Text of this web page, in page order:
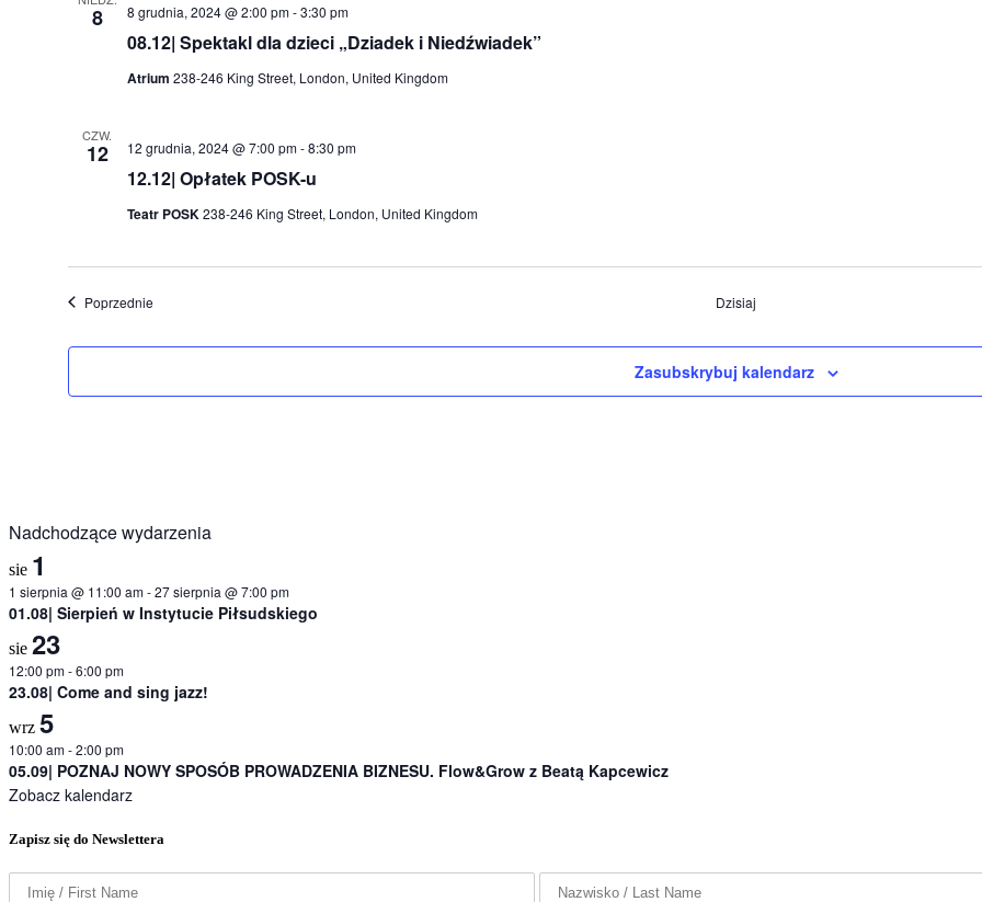
8
08.12| Spektakl dla dzieci „Dziadek i Niedźwiadek”
8 grudnia, 2024 @ 2:00 pm-3:30 pm
Atrium 238-246 King Street, London, United Kingdom
CZW.
12
12.12| Opłatek POSK-u
12 grudnia, 2024 @ 7:00 pm-8:30 pm
Teatr POSK238-246 King Street, London, United Kingdom
PoprzednieWydarzenia Dzisiaj
Zasubskrybuj kalendarz
Nadchodzące wydarzenia
sie 1
1 sierpnia @ 11:00 am-27 sierpnia @ 7:00 pm
01.08| Sierpień w Instytucie Piłsudskiego
sie 23
12:00 pm-6:00 pm
23.08| Come and sing jazz!
wrz 5
10:00 am-2:00 pm
05.09| POZNAJ NOWY SPOSÓB PROWADZENIA BIZNESU. Flow&Grow z Beatą Kapcewicz
Zobacz kalendarz
Zapisz się do Newslettera